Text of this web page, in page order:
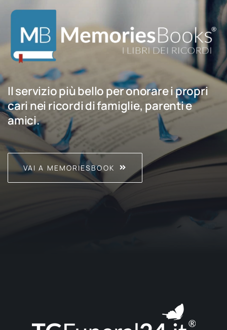
Il servizio più bello per onorare i propri
cari nei ricordi di famiglie, parenti e
amici.
VAI A MEMORIESBOOK